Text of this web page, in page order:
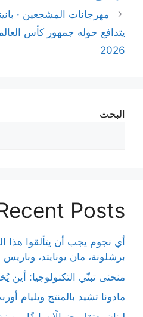
مهرجانات المشجعين ·
يتدافع حوله جمهور كأس
2026
البحث
Posts
أي نجوم يجب أن يتألقوا هذا
برشلونة، مان يونايتد،
منحنى تبنّي التكنولوجيا: أين
مادونا تشيد بالمنتج ويليام